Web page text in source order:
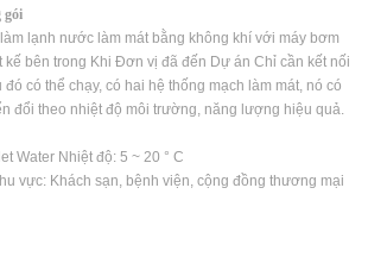
gói
lạnh nước làm mát bằng không khí với máy bơm
bên trong Khi Đơn vị đã đến Dự án Chỉ cần kết nối
có thể chạy, có hai hệ thống mạch làm mát, nó có
đổi theo nhiệt độ môi trường, năng lượng hiệu quả.
Water Nhiệt độ: 5 ~ 20 ° C
vực: Khách sạn, bệnh viện, cộng đồng thương mại